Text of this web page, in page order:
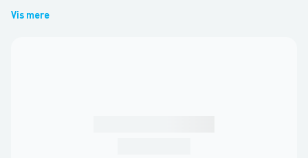
Vis mere